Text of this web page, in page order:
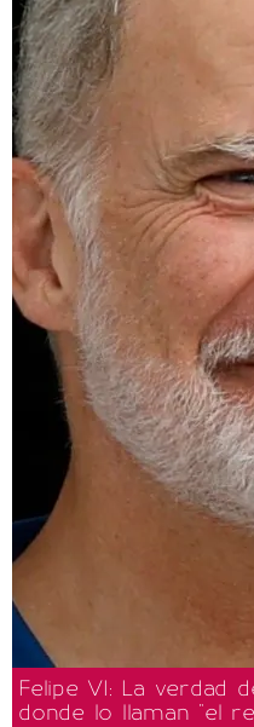
Felipe VI: La verdad
donde lo llaman "el